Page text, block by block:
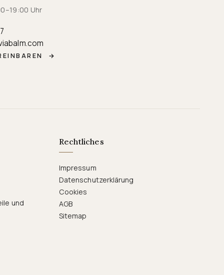
Uhr
→
und
Rechtliches
Impressum
Datenschutzerklärung
Cookies
AGB
Sitemap